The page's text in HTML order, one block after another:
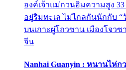
องค์เจ้าแม่กวนอิมความสูง
อยู่ริมทะเล ไม่ไกลกันนักกับ
บนเกาะผู่โถวซาน เมืองโจว
จีน
Nanhai Guanyin : หนานไห่